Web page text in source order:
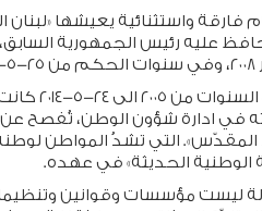
فارقة واستثنائية يعيشها
وخلال
في ادارة شؤون الوطن، تُفصح عن
المقدّس». التي تشدُ المواطن
الوطنية الحديثة» في عهده.
ليست مؤسسات وقوانين